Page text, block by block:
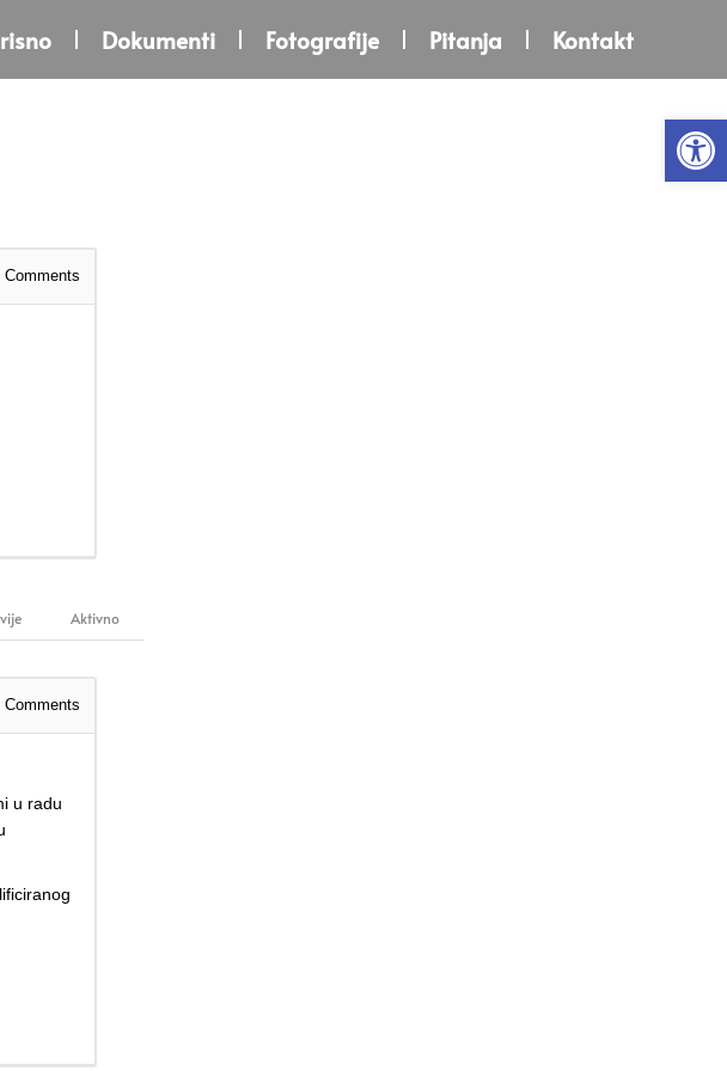
Dokumenti Fotografije Pitanja Kontakt
Comments
Aktivno
Comments
u radu